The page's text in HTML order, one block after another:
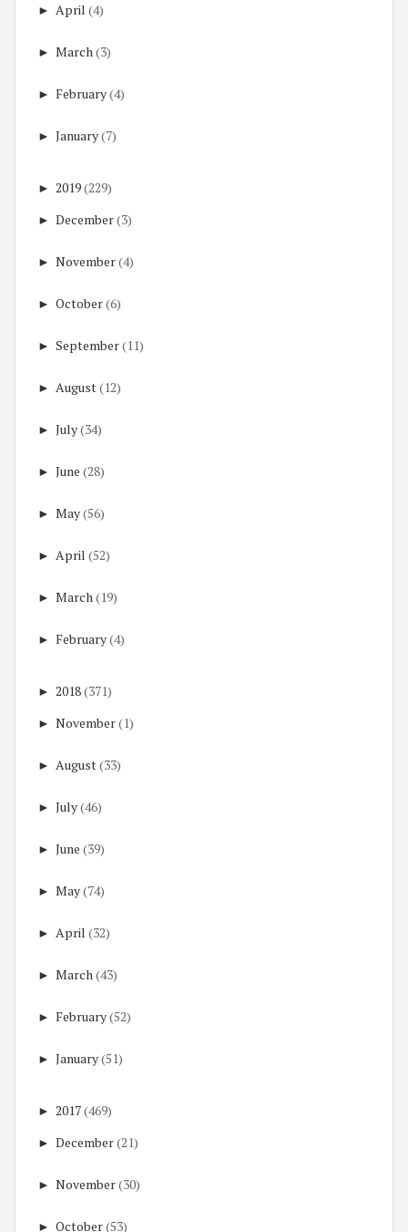
► April (4)
► March(3)
► February(4)
► January(7)
► 2019(229)
► December(3)
► November(4)
► October(6)
► September(11)
► August(12)
► July(34)
► June (28)
► May(56)
► April (52)
► March(19)
► February(4)
► 2018(371)
► November(1)
► August(33)
► July(46)
► June (39)
► May(74)
► April (32)
► March(43)
► February(52)
► January(51)
► 2017(469)
► December(21)
► November(30)
► October(53)